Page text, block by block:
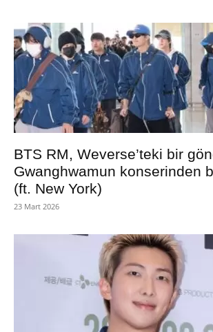
BTS RM, Weverse’teki bir
Gwanghwamun konserinden
(ft. New York)
23 Mart 2026